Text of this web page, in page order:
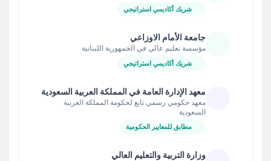
شريك أكاديمي استراتيجي
جامعة الأمام الاوزاعي
مؤسسة تعليم عالي في الجمهورية اللبنانية
شريك أكاديمي استراتيجي
معهد الإدارة العامة في المملكة العربية السعودية
معهد حكومي رسمي تابع لحكومة المملكة العربية
السعودية
مطابق للمعايير الحكومية
وزارة التربية والتعليم العالي